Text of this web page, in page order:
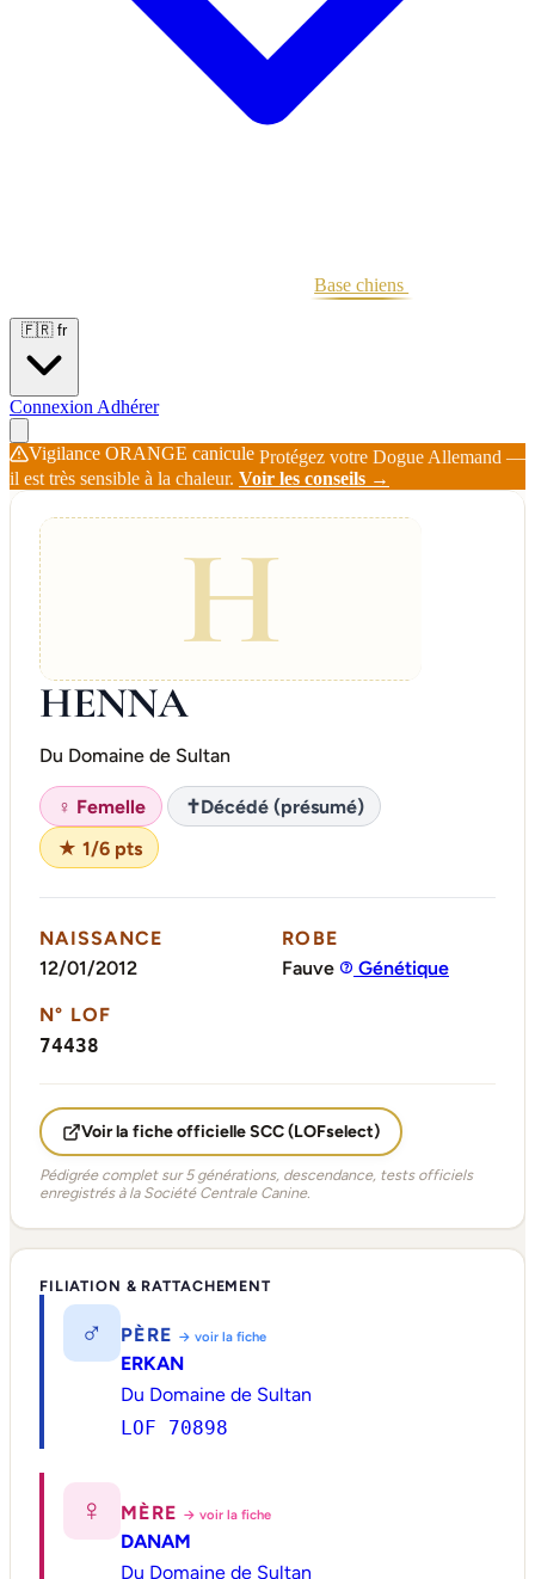
Base chiens
🇫🇷 fr
Connexion Adhérer
Vigilance ORANGE canicule Protégez votre Dogue Allemand —
il est très sensible à la chaleur. Voir les conseils →
H
HENNA
Du Domaine de Sultan
♀ Femelle ✝Décédé (présumé)
★ 1/6 pts
NAISSANCE
12/01/2012
ROBE
Fauve
Génétique
N° LOF
74438
Voir la fiche officielle SCC (LOFselect)
Pédigrée complet sur 5 générations, descendance, tests officiels
enregistrés à la Société Centrale Canine.
FILIATION & RATTACHEMENT
♂ PÈRE → voir la fiche
ERKAN
Du Domaine de Sultan
LOF 70898
♀ MÈRE → voir la fiche
DANAM
Du Domaine de Sultan